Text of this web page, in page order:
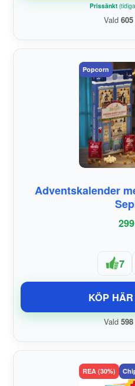
Prissänkt
Vald 605
Popcorn
Adventskalender
7
KÖP
Vald 598
REA (30%)